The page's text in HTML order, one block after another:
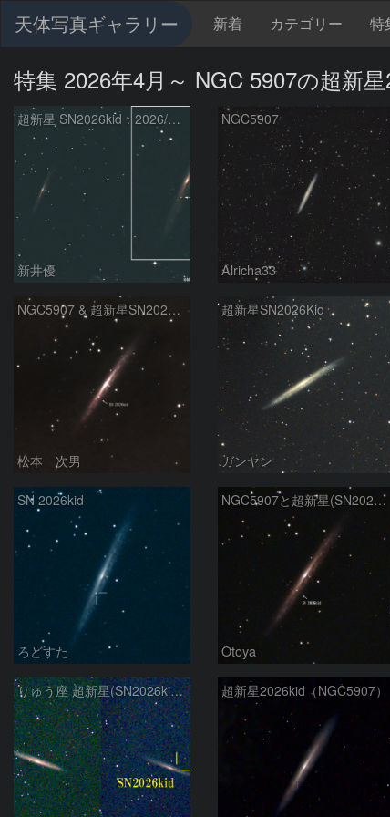
天体写真ギャラリー 新着 カテゴリー 特
特集 2026年4月～ NGC 5907の超新
超新星 SN2026kid：2026/05/18
新井優
NGC5907
Alricha33
NGC5907 & 超新星SN2026kid
松本 次男
超新星SN2026Kid
ガンヤン
SN 2026kid
ろどすた
NGC5907と超新星(SN2026kid）
Otoya
りゅう座 超新星(SN2026kid) 4月25日 Seestar50 超新星2026kid（NGC5907）